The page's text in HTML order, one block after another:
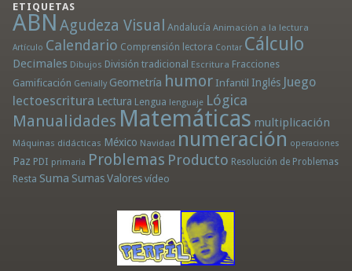
ETIQUETAS
ABN Agudeza Visual Andalucía Animación a la lectura
Artículo Calendario Comprensión lectora Contar Cálculo
Decimales Dibujos División tradicional Escritura Fracciones
Gamificación Genially Geometría humor Infantil Inglés Juego
lectoescritura Lectura Lengua lenguaje Lógica
Manualidades Matemáticas multiplicación
Máquinas didácticas México Navidad numeración operaciones
Paz PDI primaria Problemas Producto Resolución de Problemas
Resta Suma Sumas Valores vídeo